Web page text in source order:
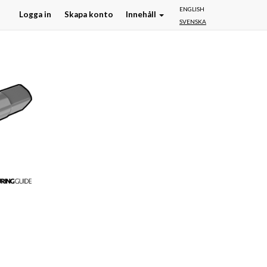
ENGLISH
SVENSKA
Logga in Skapa konto Innehåll